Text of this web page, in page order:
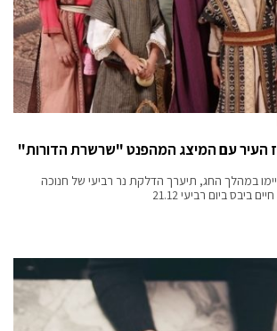
העיר עם המיצג המהפנט "שרשרת הדורות"
במהלך החג, תיערך הדלקת נר רביעי של חנוכה
ביום רביעי 21.12